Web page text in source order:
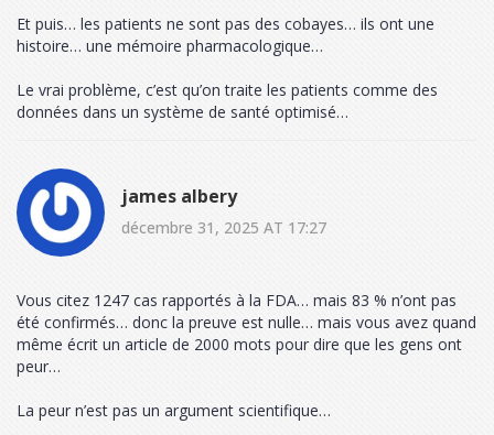
Et puis… les patients ne sont pas des cobayes… ils ont une
histoire… une mémoire pharmacologique…
Le vrai problème, c’est qu’on traite les patients comme des
données dans un système de santé optimisé…
james albery
décembre 31, 2025 AT 17:27
Vous citez 1247 cas rapportés à la FDA… mais 83 % n’ont pas
été confirmés… donc la preuve est nulle… mais vous avez quand
même écrit un article de 2000 mots pour dire que les gens ont
peur…
La peur n’est pas un argument scientifique…